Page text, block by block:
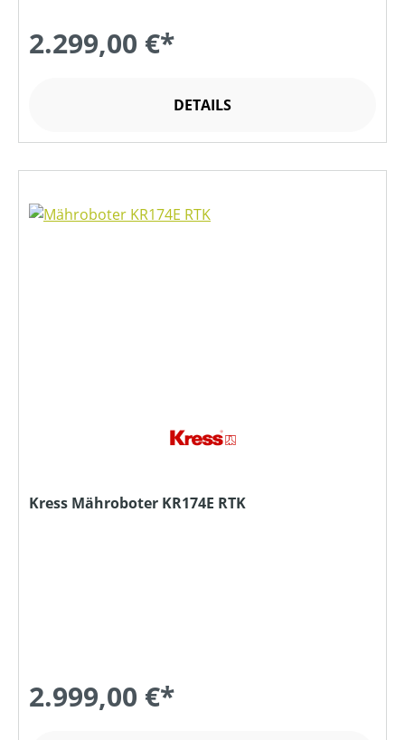
2.299,00 €*
DETAILS
Kress Mähroboter KR174E RTK
2.999,00 €*